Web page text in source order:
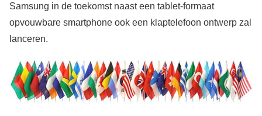
Samsung in de toekomst naast een tablet-formaat
opvouwbare smartphone ook een klaptelefoon ontwerp zal
lanceren.